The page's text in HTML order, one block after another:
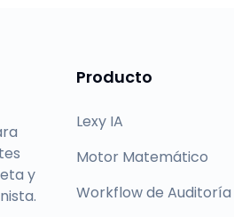
y
Producto
Lexy IA
Motor Matemático
Workflow de Auditoría